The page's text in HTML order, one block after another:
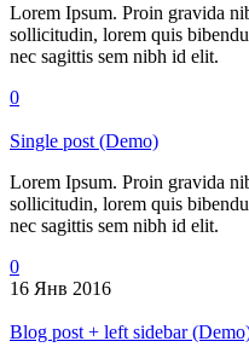
Lorem Ipsum. Proin gravida
sollicitudin, lorem quis
nec sagittis sem nibh id elit.
0
Single post (Demo)
Lorem Ipsum. Proin gravida
sollicitudin, lorem quis
nec sagittis sem nibh id elit.
0
16 Янв 2016
Blog post + left sidebar